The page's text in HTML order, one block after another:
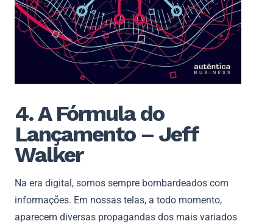
4. A Fórmula do
Lançamento – Jeff
Walker
Na era digital, somos sempre bombardeados com
informações. Em nossas telas, a todo momento,
aparecem diversas propagandas dos mais variados